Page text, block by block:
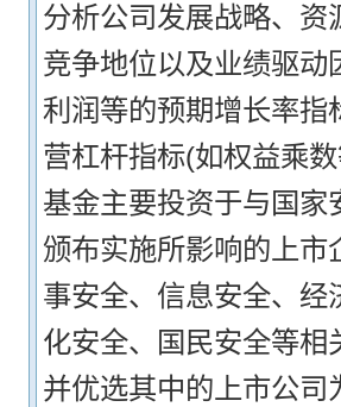
分析公司发展战略、
竞争地位以及业绩驱
利润等的预期增长率
营杠杆指标(如权益乘
基金主要投资于与国
颁布实施所影响的上
事安全、信息安全、
化安全、国民安全等
并优选其中的上市公